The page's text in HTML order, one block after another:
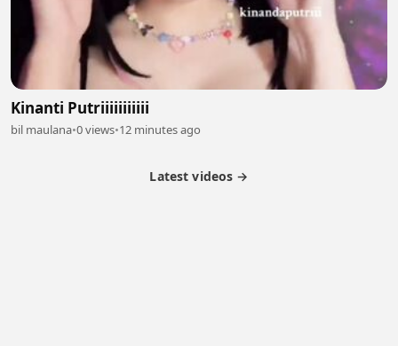
Kinanti Putriiiiiiiiiii
bil maulana•0 views•12 minutes ago
Latest videos →